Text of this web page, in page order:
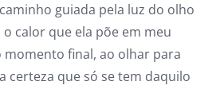
guiada pela luz do olho
calor que ela põe em meu
momento final, ao olhar para
certeza que só se tem daquilo